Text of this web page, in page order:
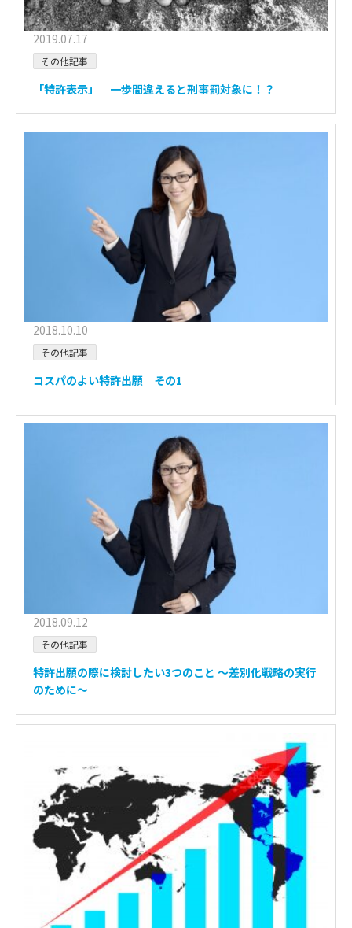
2019.07.17
その他記事
「特許表示」 一歩間違えると刑事罰対象に！？
2018.10.10
その他記事
コスパのよい特許出願 その1
2018.09.12
その他記事
特許出願の際に検討したい3つのこと ～差別化戦略の実行
のために～